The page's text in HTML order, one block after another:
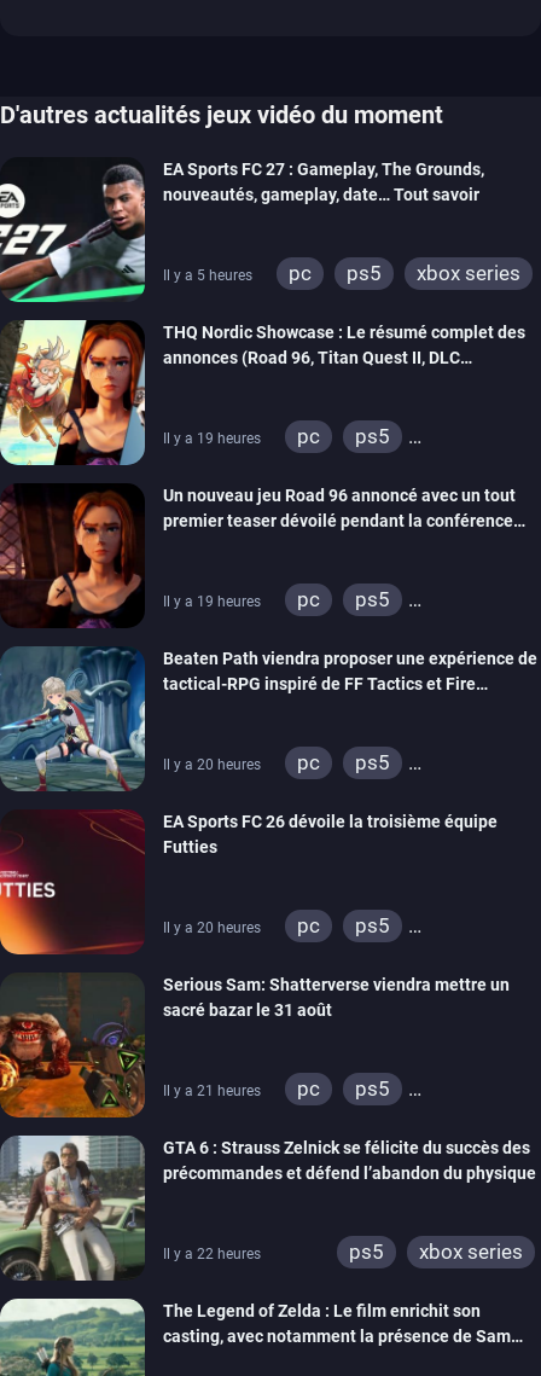
D'autres actualités jeux vidéo du moment
EA Sports FC 27 : Gameplay, The Grounds,
nouveautés, gameplay, date… Tout savoir
Il y a 5 heures pc ps5
xbox series
THQ Nordic Showcase : Le résumé complet des
annonces (Road 96, Titan Quest II, DLC
Il y a 19 heures pc
ps5
stadia
ps4
xbox one
switch 2
Un nouveau jeu Road 96 annoncé avec un tout
premier teaser dévoilé pendant la conférence
Il y a 19 heures pc
ps5
stadia
ps4
xbox one
Beaten Path viendra proposer une expérience de
tactical-RPG inspiré de FF Tactics et Fire
Il y a 20 heures pc
ps5
EA Sports FC 26 dévoile la troisième équipe
Futties
Il y a 20 heures pc
ps5
ps4
xbox one
switch 2
Serious Sam: Shatterverse viendra mettre un
sacré bazar le 31 août
Il y a 21 heures pc
ps5
GTA 6 : Strauss Zelnick se félicite du succès des
précommandes et défend l’abandon du physique
Il y a 22 heures ps5 xbox series
The Legend of Zelda : Le film enrichit son
casting, avec notamment la présence de Sam